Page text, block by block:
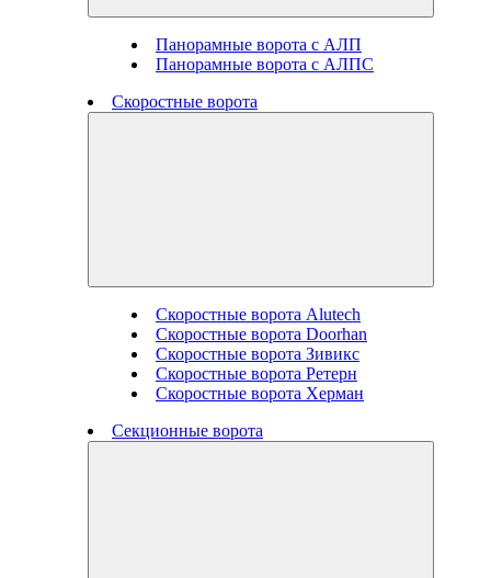
Панорамные ворота с АЛП
Панорамные ворота с АЛПС
Скоростные ворота
Скоростные ворота Alutech
Скоростные ворота Doorhan
Скоростные ворота Зивикс
Скоростные ворота Ретерн
Скоростные ворота Херман
Секционные ворота